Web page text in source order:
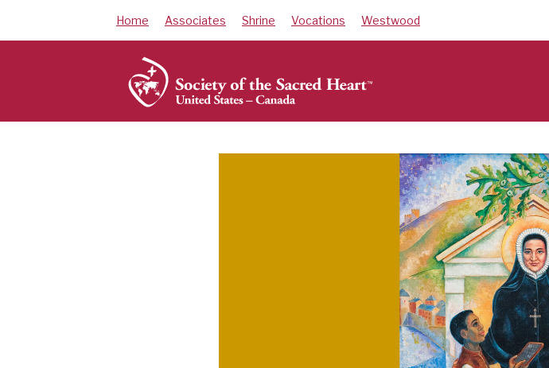
Home Associates Shrine Vocations Westwood